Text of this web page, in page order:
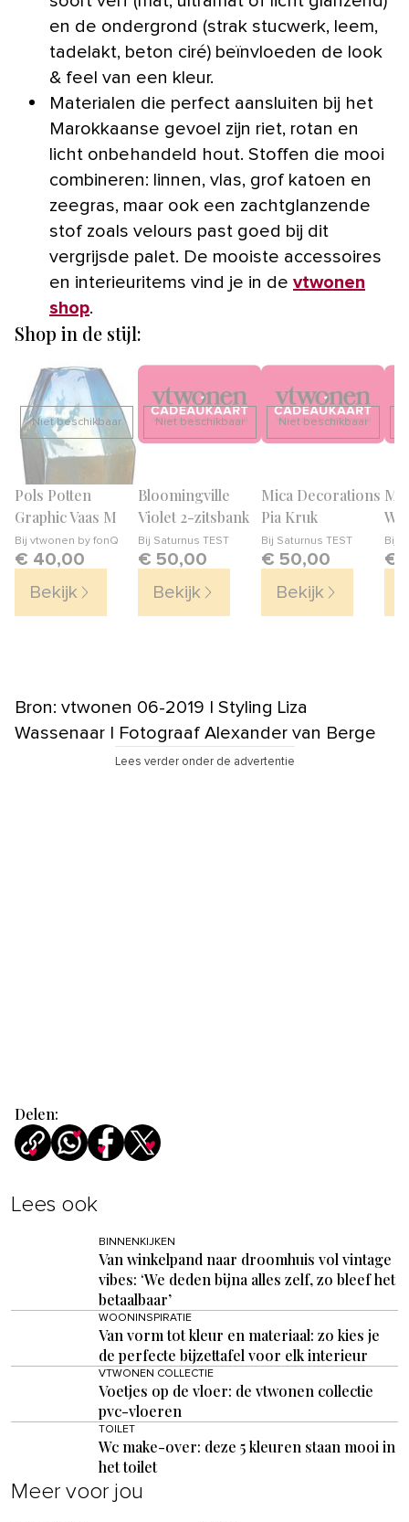
en de ondergrond (strak stucwerk, leem,
tadelakt, beton ciré) beïnvloeden de look
& feel van een kleur.
Materialen die perfect aansluiten bij het
Marokkaanse gevoel zijn riet, rotan en
licht onbehandeld hout. Stoffen die mooi
combineren: linnen, vlas, grof katoen en
zeegras, maar ook een zachtglanzende
stof zoals velours past goed bij dit
vergrijsde palet. De mooiste accessoires
en interieuritems vind je in de vtwonen
shop.
Shop in de stijl:
Niet beschikbaar
Pols Potten
Graphic Vaas M
Bij vtwonen by fonQ
€ 40,00
Bekijk
Niet beschikbaar
Bloomingville
Violet 2-zitsbank
Bij Saturnus TEST
€ 50,00
Bekijk
Niet beschikbaar
Mica Decorations
Pia Kruk
Bij Saturnus TEST
€ 50,00
Bekijk
Bij
€
Bron: vtwonen 06-2019 | Styling Liza
Wassenaar | Fotograaf Alexander van Berge
Lees verder onder de advertentie
Delen:
Lees ook
BINNENKIJKEN
Van winkelpand naar droomhuis vol vintage
vibes: ‘We deden bijna alles zelf, zo bleef het
betaalbaar’
WOONINSPIRATIE
Van vorm tot kleur en materiaal: zo kies je
de perfecte bijzettafel voor elk interieur
VTWONEN COLLECTIE
Voetjes op de vloer: de vtwonen collectie
pvc-vloeren
TOILET
Wc make-over: deze 5 kleuren staan mooi in
het toilet
Meer voor jou